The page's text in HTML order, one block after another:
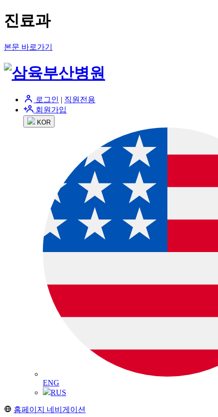
진료과
본문 바로가기
로그인 | 직원전용
회원가입
KOR
ENG
RUS
홈페이지 네비게이션